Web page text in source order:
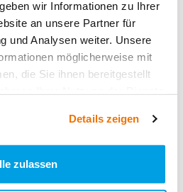
wir Informationen zu Ihrer
an unsere Partner für
und Analysen weiter. Unsere
möglicherweise mit
die Sie ihnen bereitgestellt
Details zeigen
zulassen